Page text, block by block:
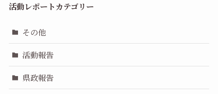
活動レポートカテゴリー
その他
活動報告
県政報告